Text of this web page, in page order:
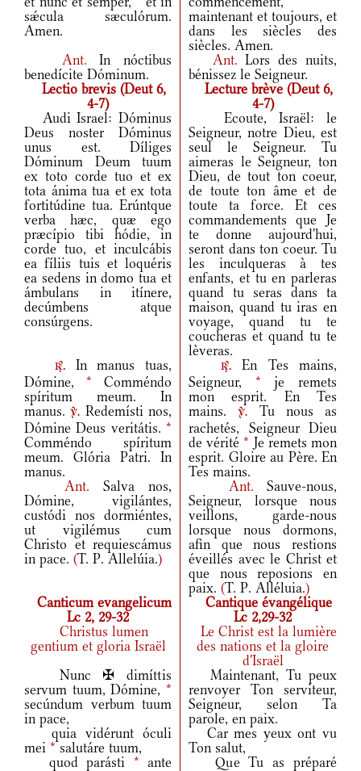
sǽcula sæculórum.
Amen.
maintenant et toujours, et
dans les siècles des
siècles. Amen.
Ant.In nóctibus
benedícite Dóminum.
Ant.Lors des nuits,
bénissez le Seigneur.
Lectio brevis (Deut 6,
4-7)
Lecture brève (Deut 6,
4-7)
Audi Israel: Dóminus
Deus noster Dóminus
unus est. Díliges
Dóminum Deum tuum
ex toto corde tuo et ex
tota ánima tua et ex tota
fortitúdine tua. Erúntque
verba hæc, quæ ego
præcípio tibi hódie, in
corde tuo, et inculcábis
ea fíliis tuis et loquéris
ea sedens in domo tua et
ámbulans in itínere,
decúmbens atque
consúrgens.
Ecoute, Israël: le
Seigneur, notre Dieu, est
seul le Seigneur. Tu
aimeras le Seigneur, ton
Dieu, de tout ton coeur,
de toute ton âme et de
toute ta force. Et ces
commandements que Je
te donne aujourd'hui,
seront dans ton coeur. Tu
les inculqueras à tes
enfants, et tu en parleras
quand tu seras dans ta
maison, quand tu iras en
voyage, quand tu te
coucheras et quand tu te
lèveras.
r.
In manus tuas,
Dómine, * Comméndo
spíritum meum. In
manus.v. Redemísti nos,
Dómine Deus veritátis. *
Comméndo spíritum
meum. Glória Patri. In
manus.
r.
En Tes mains,
Seigneur, * je remets
mon esprit. En Tes
mains.v.
Tu nous as
rachetés, Seigneur Dieu
de vérité * Je remets mon
esprit. Gloire au Père. En
Tes mains.
Ant.Salva nos,
Dómine, vigilántes,
custódi nos dormiéntes,
ut vigilémus cum
Christo et requiescámus
in pace. (T. P. Allelúia.)
Ant. Sauve-nous,
Seigneur, lorsque nous
veillons, garde-nous
lorsque nous dormons,
afin que nous restions
éveillés avec le Christ et
que nous reposions en
paix. (T. P. Alléluia.)
Canticum evangelicum
Lc 2, 29-32
Cantique évangélique
Lc 2,29-32
Christus lumen
gentium et gloria Israël
Le Christ est la lumière
des nations et la gloire
d'Israël
Nunc ✠ dimíttis
servum tuum, Dómine, *
secúndum verbum tuum
in pace,
Maintenant, Tu peux
renvoyer Ton serviteur,
Seigneur, selon Ta
parole, en paix.
quia vidérunt óculi
mei * salutáre tuum,
Car mes yeux ont vu
Ton salut,
quod parásti * ante
Que Tu as préparé